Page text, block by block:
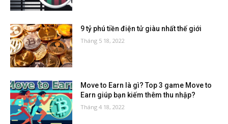
9 tỷ phú tiền điện tử giàu nhất thế giới
Tháng 5 18, 2022
Move to Earn là gì? Top 3 game Move to
Earn giúp bạn kiếm thêm thu nhập?
Tháng 4 18, 2022